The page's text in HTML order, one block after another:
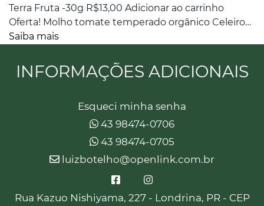
Terra Fruta -30g R$13,00 Adicionar ao carrinho
Oferta! Molho tomate temperado orgânico Celeiro…
Saiba mais
INFORMAÇÕES ADICIONAIS
Esqueci minha senha
43 98474-0706
43 98474-0705
luizbotelho@openlink.com.br
Rua Kazuo Nishiyama, 227 - Londrina, PR - CEP